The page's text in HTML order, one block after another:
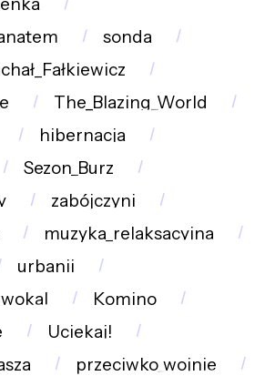
sonda
The_Blazing_World
hibernacja
Sezon_Burz
zabójczyni
muzyka_relaksacyjna
urbanii
Komino
Uciekaj!
przeciwko_wojnie